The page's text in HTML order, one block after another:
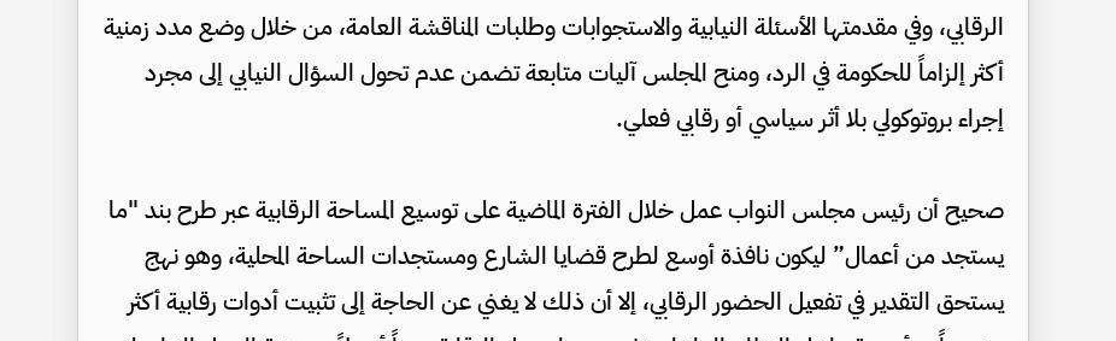
الرقابي، وفي مقدمتها الأسئلة النيابية والاستجوابات وطلبات المناقشة العامة، من خلال وضع مدد زمنية
أكثر إلزاماً للحكومة في الرد، ومنح المجلس آليات متابعة تضمن عدم تحول السؤال النيابي إلى مجرد
إجراء بروتوكولي بلا أثر سياسي أو رقابي فعلي.
صحيح أن رئيس مجلس النواب عمل خلال الفترة الماضية على توسيع المساحة الرقابية عبر طرح بند "ما
يستجد من أعمال” ليكون نافذة أوسع لطرح قضايا الشارع ومستجدات الساحة المحلية، وهو نهج
يستحق التقدير في تفعيل الحضور الرقابي، إلا أن ذلك لا يغني عن الحاجة إلى تثبيت أدوات رقابية أكثر